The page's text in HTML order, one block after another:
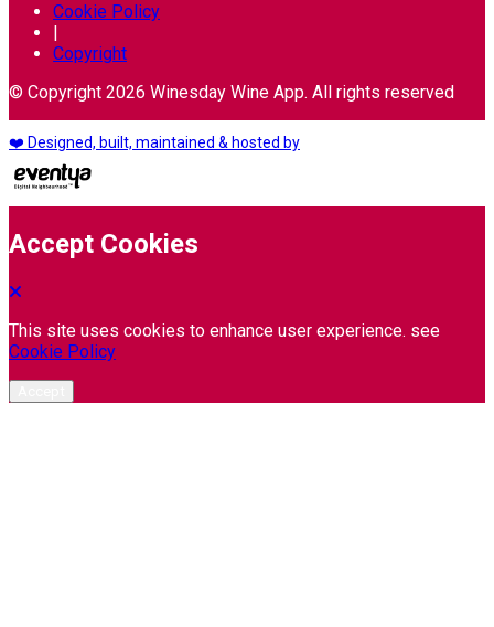
Cookie Policy
Copyright
© Copyright 2026 Winesday Wine App. All rights reserved
❤️ Designed, built, maintained & hosted by
Accept Cookies
This site uses cookies to enhance user experience. see
Cookie Policy